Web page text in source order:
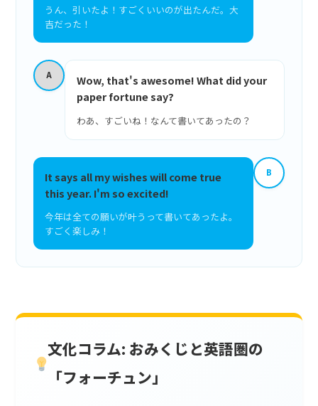
うん、引いたよ！すごくいいのが出たんだ。大
吉だった！
A
Wow, that's awesome! What did your
paper fortune say?
わあ、すごいね！なんて書いてあったの？
B
It says all my wishes will come true
this year. I'm so excited!
今年は全ての願いが叶うって書いてあったよ。
すごく楽しみ！
文化コラム: おみくじと英語圏の
「フォーチュン」